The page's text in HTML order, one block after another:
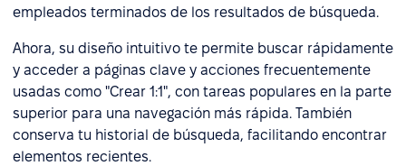
empleados terminados de los resultados de búsqueda.
Ahora, su diseño intuitivo te permite buscar rápidamente
y acceder a páginas clave y acciones frecuentemente
usadas como "Crear 1:1", con tareas populares en la parte
superior para una navegación más rápida. También
conserva tu historial de búsqueda, facilitando encontrar
elementos recientes.